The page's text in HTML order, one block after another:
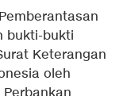
bukti-bukti
Keterangan
oleh